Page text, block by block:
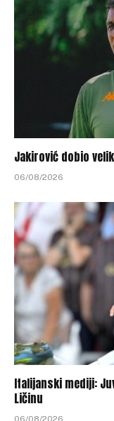
Jakirović dobio
06/08/2026
Italijanski mediji:
Ličinu
06/08/2026